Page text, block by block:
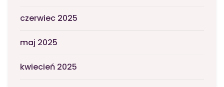
czerwiec 2025
maj 2025
kwiecień 2025